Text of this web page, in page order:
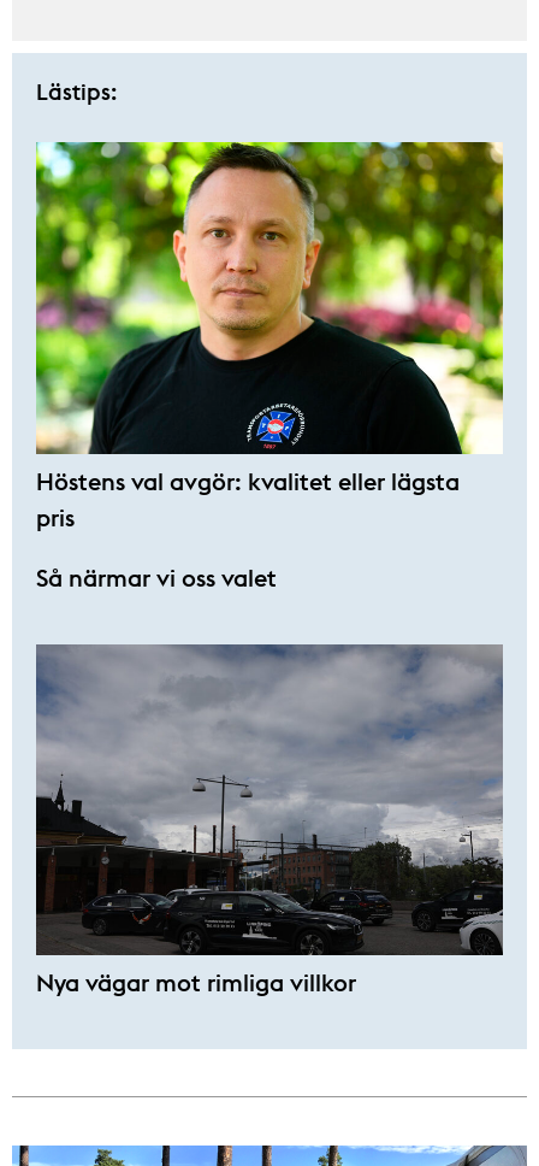
Lästips:
Höstens val avgör: kvalitet eller lägsta
pris
Så närmar vi oss valet
Nya vägar mot rimliga villkor